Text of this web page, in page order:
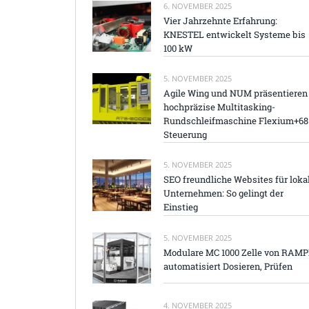
6. NOVEMBER 2025
Vier Jahrzehnte Erfahrung:
KNESTEL entwickelt Systeme bis
100 kW
5. NOVEMBER 2025
Agile Wing und NUM präsentieren
hochpräzise Multitasking-
Rundschleifmaschine Flexium+68
Steuerung
5. NOVEMBER 2025
SEO freundliche Websites für
Unternehmen: So gelingt der
Einstieg
5. NOVEMBER 2025
Modulare MC 1000 Zelle von
automatisiert Dosieren, Prüfen
4. NOVEMBER 2025